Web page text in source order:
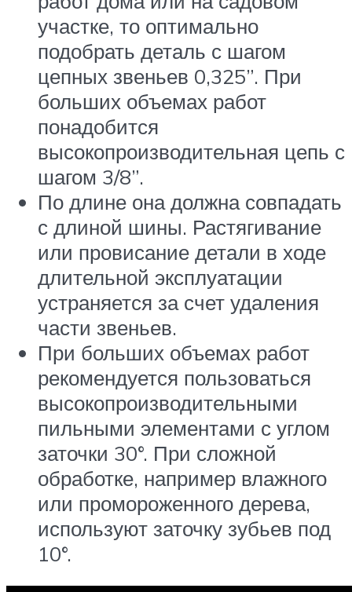
участке, то оптимально
подобрать деталь с шагом
цепных звеньев 0,325”. При
больших объемах работ
понадобится
высокопроизводительная цепь с
шагом 3/8”.
По длине она должна совпадать
с длиной шины. Растягивание
или провисание детали в ходе
длительной эксплуатации
устраняется за счет удаления
части звеньев.
При больших объемах работ
рекомендуется пользоваться
высокопроизводительными
пильными элементами с углом
заточки 30°. При сложной
обработке, например влажного
или промороженного дерева,
используют заточку зубьев под
10°.